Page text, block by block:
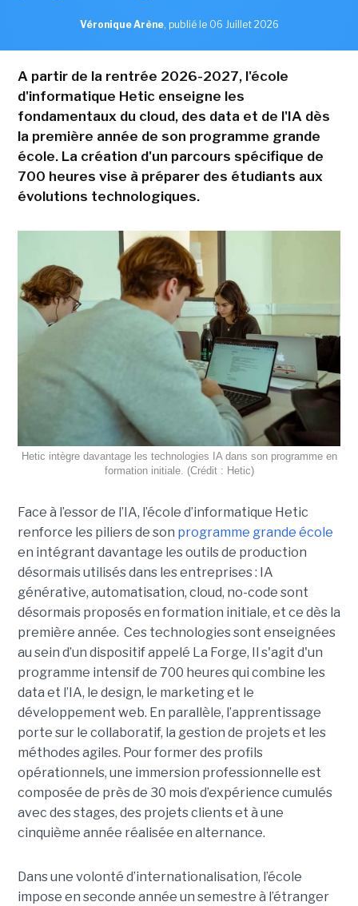
Véronique Arène, publié le 06 Juillet 2026
A partir de la rentrée 2026-2027, l'école
d'informatique Hetic enseigne les
fondamentaux du cloud, des data et de l'IA dès
la première année de son programme grande
école. La création d'un parcours spécifique de
700 heures vise à préparer des étudiants aux
évolutions technologiques.
Hetic intègre davantage les technologies IA dans son programme en
formation initiale. (Crédit : Hetic)
Face à l’essor de l’IA, l’école d’informatique Hetic
renforce les piliers de son programme grande école
en intégrant davantage les outils de production
désormais utilisés dans les entreprises : IA
générative, automatisation, cloud, no-code sont
désormais proposés en formation initiale, et ce dès la
première année. Ces technologies sont enseignées
au sein d’un dispositif appelé La Forge, Il s'agit d'un
programme intensif de 700 heures qui combine les
data et l’IA, le design, le marketing et le
développement web. En parallèle, l’apprentissage
porte sur le collaboratif, la gestion de projets et les
méthodes agiles. Pour former des profils
opérationnels, une immersion professionnelle est
composée de près de 30 mois d’expérience cumulés
avec des stages, des projets clients et à une
cinquième année réalisée en alternance.
Dans une volonté d’internationalisation, l’école
impose en seconde année un semestre à l’étranger